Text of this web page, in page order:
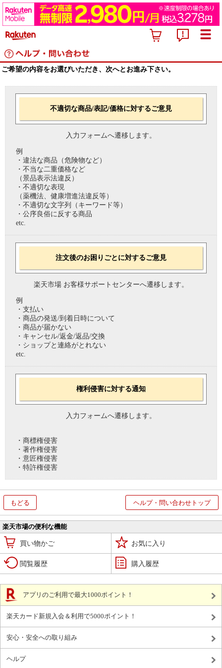
ご希望の内容をお選びいただき、次へとお進み下さい。
不適切な商品/表記/価格に対するご意見
入力フォームへ遷移します。
例
・違法な商品（危険物など）
・不当な二重価格など
（景品表示法違反）
・不適切な表現
（薬機法、健康増進法違反等）
・不適切な文字列（キーワード等）
・公序良俗に反する商品
etc.
注文後のお困りごとに対するご意見
楽天市場 お客様サポートセンターへ遷移します。
例
・支払い
・商品の発送/到着日時について
・商品が届かない
・キャンセル/返金/返品/交換
・ショップと連絡がとれない
etc.
権利侵害に対する通知
入力フォームへ遷移します。
・商標権侵害
・著作権侵害
・意匠権侵害
・特許権侵害
もどる ヘルプ・問い合わせトップ
楽天市場の便利な機能
買い物かご お気に入り
閲覧履歴 購入履歴
アプリのご利用で最大1000ポイント！
楽天カード新規入会＆利用で5000ポイント！
安心・安全への取り組み
ヘルプ